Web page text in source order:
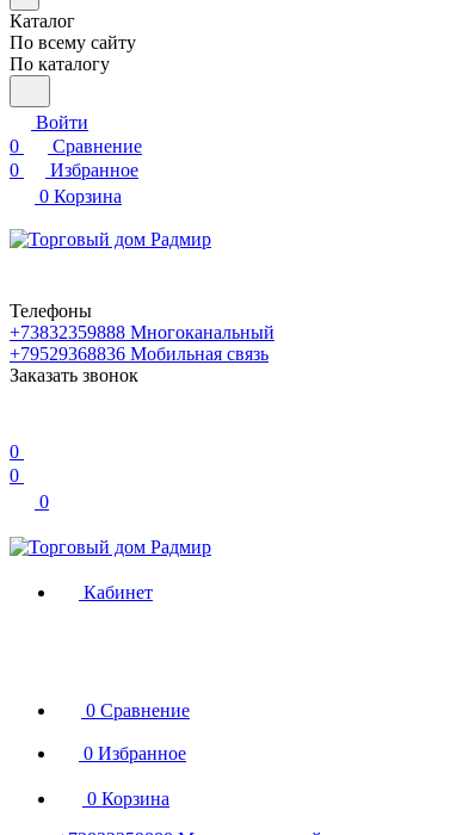
Каталог
По всему сайту
По каталогу
Войти
0
Сравнение
0
Избранное
0 Корзина
Телефоны
+73832359888 Многоканальный
+79529368836 Мобильная связь
Заказать звонок
0
0
0
Кабинет
0 Сравнение
0 Избранное
0 Корзина